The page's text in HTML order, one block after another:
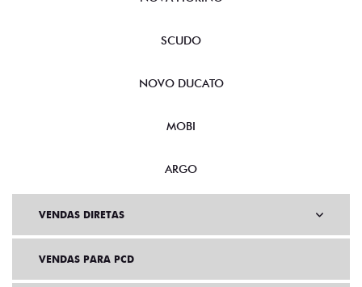
SCUDO
NOVO DUCATO
MOBI
ARGO
VENDAS DIRETAS
VENDAS PARA PCD